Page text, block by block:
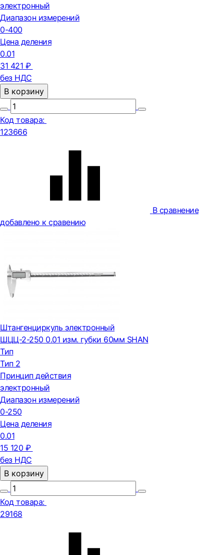
электронный
Диапазон измерений
0-400
Цена деления
0.01
31 421 ₽
без НДС
В корзину
Код товара:
123666
В сравнение
добавлено к сравению
Штангенциркуль электронный
ШЦЦ-2-250 0.01 изм. губки 60мм SHAN
Тип
Тип 2
Принцип действия
электронный
Диапазон измерений
0-250
Цена деления
0.01
15 120 ₽
без НДС
В корзину
Код товара:
29168